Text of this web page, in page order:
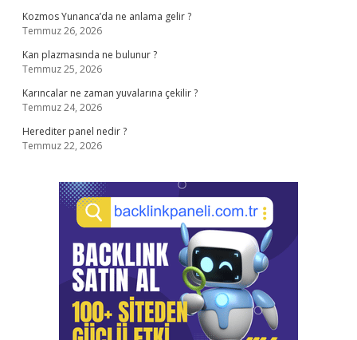
Kozmos Yunanca’da ne anlama gelir ?
Temmuz 26, 2026
Kan plazmasında ne bulunur ?
Temmuz 25, 2026
Karıncalar ne zaman yuvalarına çekilir ?
Temmuz 24, 2026
Herediter panel nedir ?
Temmuz 22, 2026